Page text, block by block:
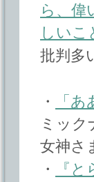
ら、偉
しいこ
批判多
・
「
ミック
女神さ
・
『